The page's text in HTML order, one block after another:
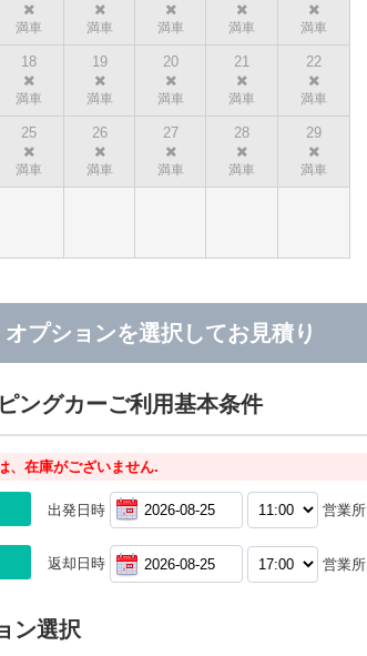
18 19 20 21 22
25 26 27 28 29
プションを選択してお見積り
ングカーご利用基本条件
、在庫がございません.
出発日時 営業所
返却日時 営業所
ン選択